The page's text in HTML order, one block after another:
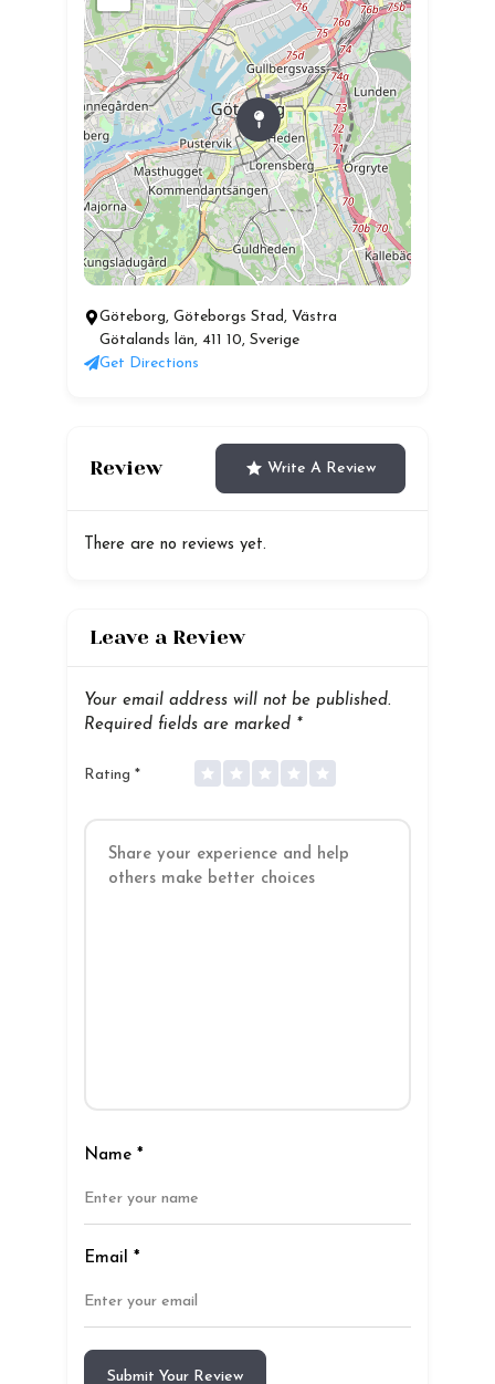
Göteborg, Göteborgs Stad, Västra
Götalands län, 411 10, Sverige
Get Directions
Review Write A Review
There are no reviews yet.
Leave a Review
Your email address will not be published.
Required fields are marked *
Rating *
Name *
Email *
Submit Your Review